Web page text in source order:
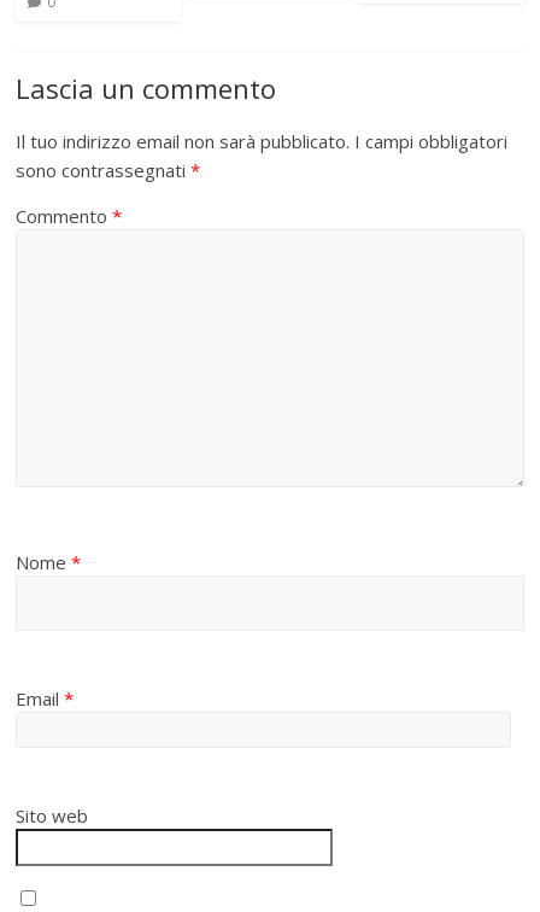
Lascia un commento
Il tuo indirizzo email non sarà pubblicato. I campi obbligatori
sono contrassegnati*
Commento*
Nome*
Email*
Sito web